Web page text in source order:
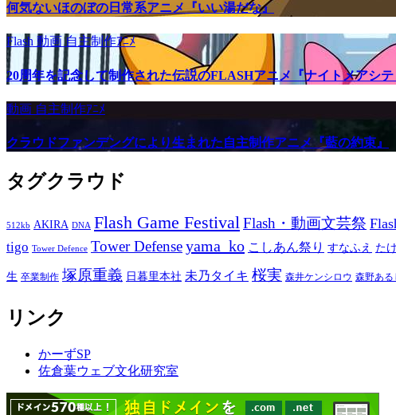
何気ないほのぼの日常系アニメ『いい湯だな』
Flash 動画自主制作ｱﾆﾒ
20周年を記念して制作された伝説のFLASHアニメ『ナイトメアシテ
動画 自主制作ｱﾆﾒ
クラウドファンデングにより生まれた自主制作アニメ『藍の約束』
タグクラウド
512kb AKIRA DNA Flash Game FestivalFlash・動画文芸祭
tigo Tower Defence Tower Defenseyama_ko こしあん祭り すなふえ た
生 卒業制作 塚原重義 日暮里本社 未乃タイキ 桜実 森井ケンシロウ 森野ある
リンク
かーずSP
佐倉葉ウェブ文化研究室